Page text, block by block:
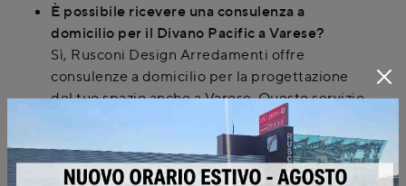
È possibile ricevere una consulenza a
domicilio per il Divano Pacific a Varese?
Sì, Rusconi Design Arredamenti offre
consulenze a domicilio per la progettazione
del tuo spazio anche a Varese. Questo servizio
include i rilievi delle misure in loco per
garantire la perfetta integrazione del divano.
Posso richiedere modifiche personalizzate